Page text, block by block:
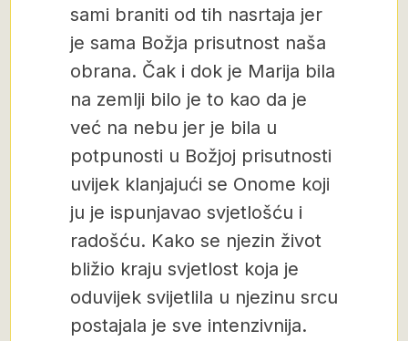
sami braniti od tih nasrtaja jer
je sama Božja prisutnost naša
obrana. Čak i dok je Marija bila
na zemlji bilo je to kao da je
već na nebu jer je bila u
potpunosti u Božjoj prisutnosti
uvijek klanjajući se Onome koji
ju je ispunjavao svjetlošću i
radošću. Kako se njezin život
bližio kraju svjetlost koja je
oduvijek svijetlila u njezinu srcu
postajala je sve intenzivnija.